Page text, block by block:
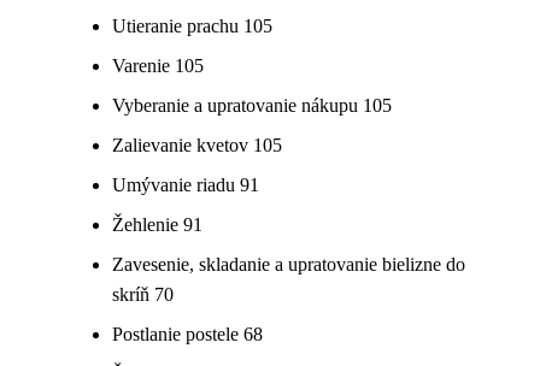
Utieranie prachu 105
Varenie 105
Vyberanie a upratovanie nákupu 105
Zalievanie kvetov 105
Umývanie riadu 91
Žehlenie 91
Zavesenie, skladanie a upratovanie bielizne do
skríň 70
Postlanie postele 68